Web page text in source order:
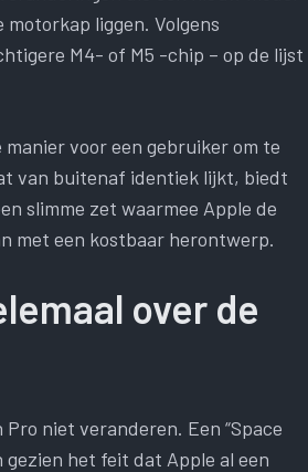
liggen. Volgens
M4- of M5 -chip – op de lijst
voor een gebruiker om te
van buitenaf identiek lijkt, biedt
slimme zet waarmee Apple de
met een kostbaar herontwerp.
over de
niet veranderen. Een “Space
het feit dat Apple al een